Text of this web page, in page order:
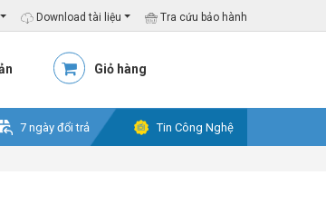
Download tài liệu Tra cứu bảo hành
Giỏ hàng
7 ngày đổi trả Tin Công Nghệ